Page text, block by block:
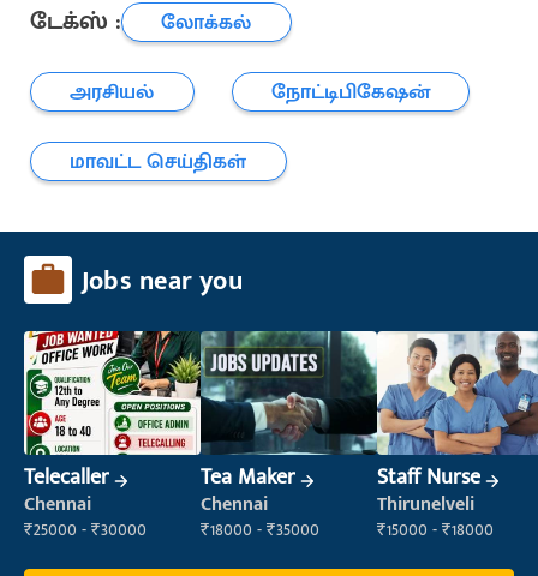
டேக்ஸ் :
லோக்கல்
அரசியல்
நோட்டிபிகேஷன்
மாவட்ட செய்திகள்
Jobs near you
Telecaller
Chennai
₹25000 - ₹30000
Tea Maker
Chennai
₹18000 - ₹35000
Staff Nurse
Thirunelveli
₹15000 - ₹18000